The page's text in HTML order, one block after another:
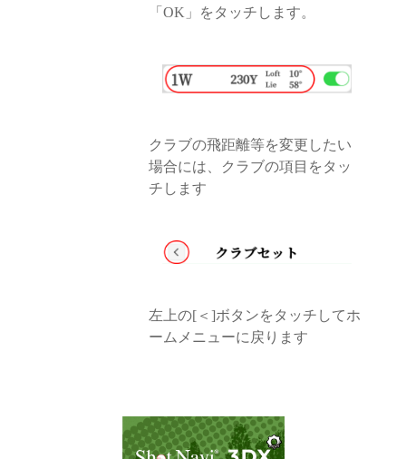
「OK」をタッチします。
クラブの飛距離等を変更したい
場合には、クラブの項目をタッ
チします
左上の[＜]ボタンをタッチしてホ
ームメニューに戻ります